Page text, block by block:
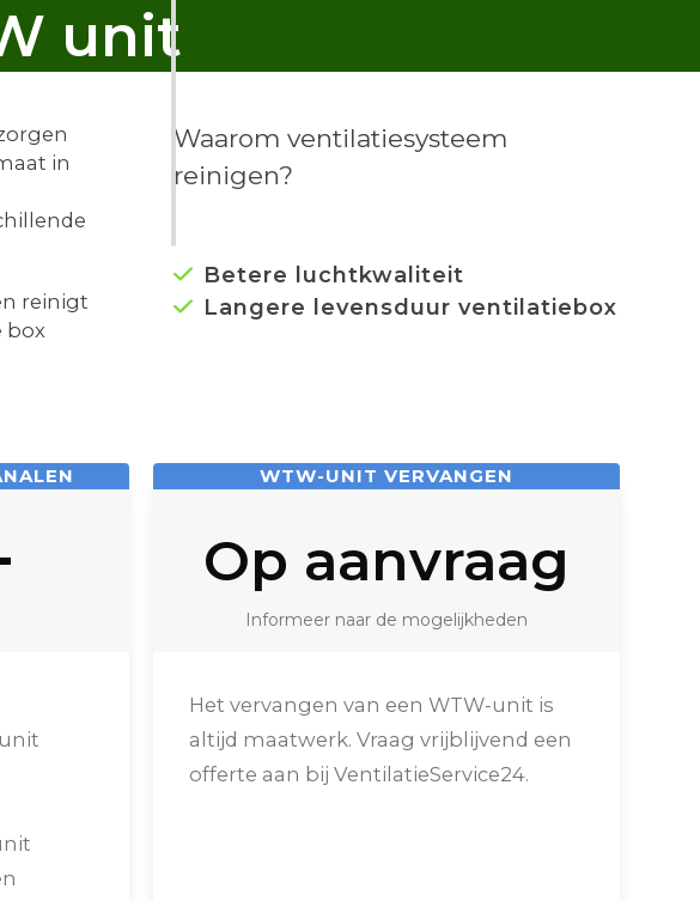
unit
in
reinigt
box
Waarom ventilatiesysteem
reinigen?
Betere luchtkwaliteit
Langere levensduur ventilatiebox
WTW-UNIT VERVANGEN
Op aanvraag
Informeer naar de mogelijkheden
Het vervangen van een WTW-unit is
altijd maatwerk. Vraag vrijblijvend een
offerte aan bij VentilatieService24.